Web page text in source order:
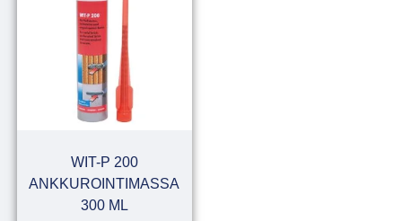
WIT-P 200
ANKKUROINTIMASSA
300 ML